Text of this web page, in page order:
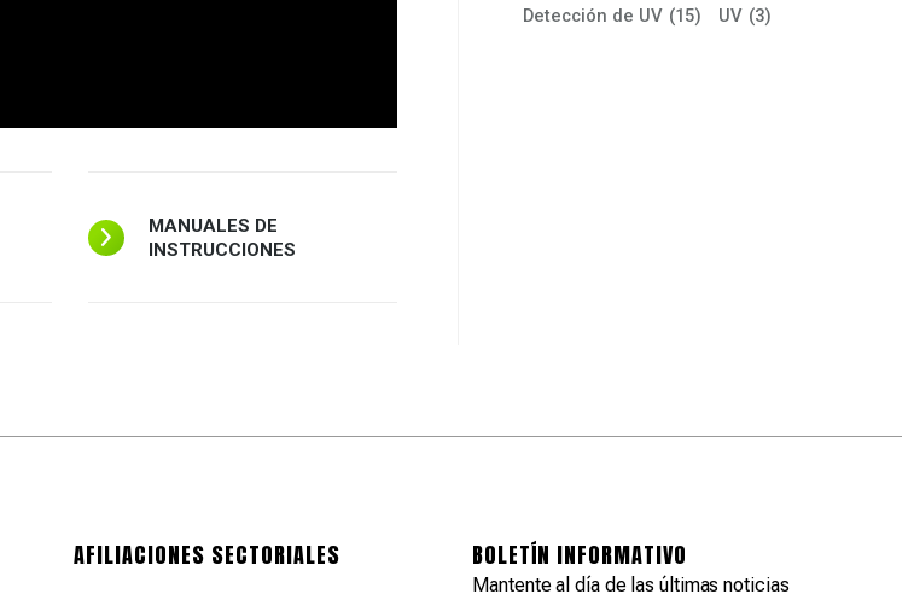
MANUALES DE
INSTRUCCIONES
Detección de UV (15) UV (3)
AFILIACIONES SECTORIALES BOLETÍN INFORMATIVO
Mantente al día de las últimas noticias